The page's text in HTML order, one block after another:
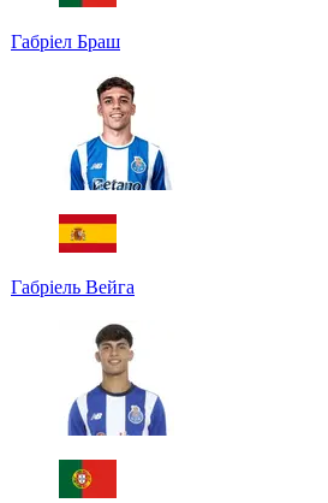
Габріел Браш
Габріель Вейга